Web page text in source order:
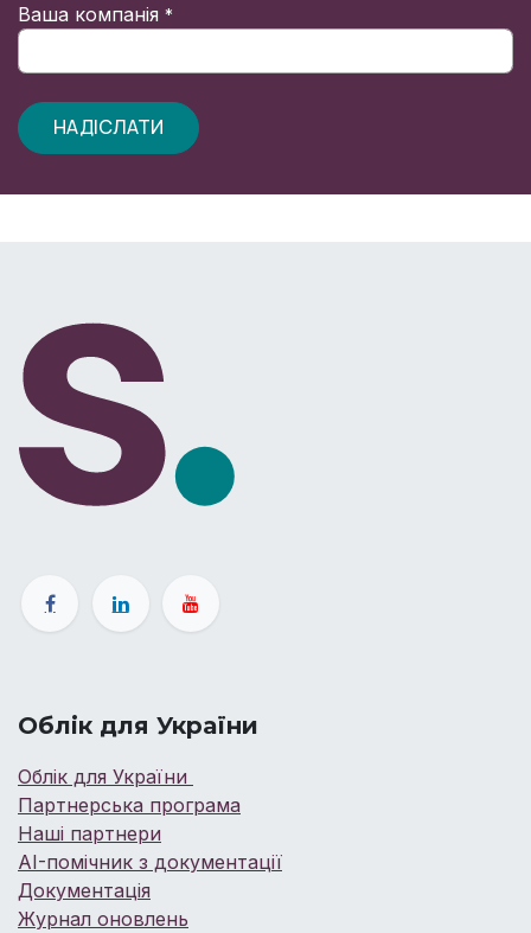
Ваша компанія *
НАДІСЛАТИ
Облік для України
Облік для України
Партнерська програма
Наші партнери
AI-помічник з документації
Документація
Журнал оновлень